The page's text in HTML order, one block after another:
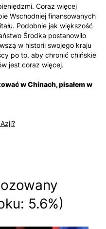
Coraz więcej
Wschodniej finansowanych
Podobnie jak większość
Środka postanowiło
w historii swojego kraju
po to, aby chronić chińskie
jest coraz więcej.
w Chinach, pisałem w
5.6%)